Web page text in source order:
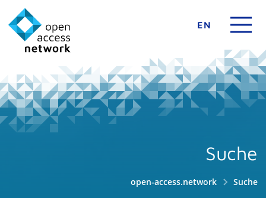
EN
Suche
open-access.network Suche